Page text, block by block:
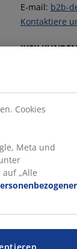
E-mail: b2b-
Kontaktiere
JYSK
Kontaktiere
Folge JYSK
Cookies
Meta und
„Alle